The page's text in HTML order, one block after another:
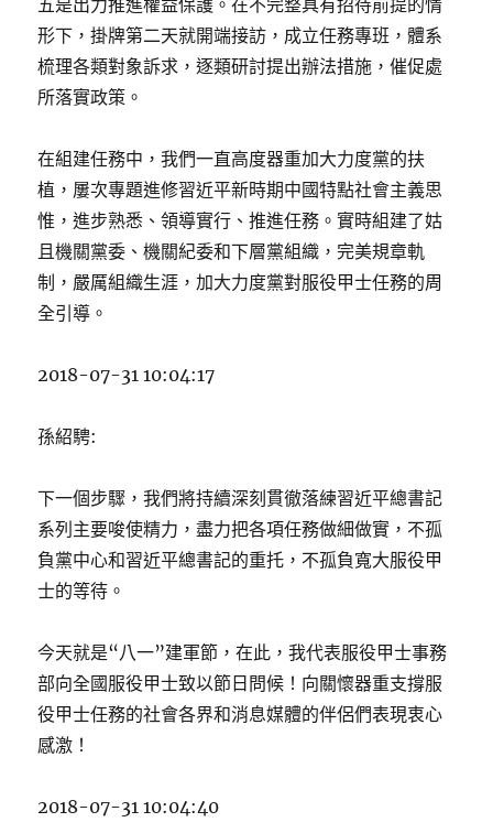
五是出力推進權益保護。在不完整具有招待前提的情
形下，掛牌第二天就開端接訪，成立任務專班，體系
梳理各類對象訴求，逐類研討提出辦法措施，催促處
所落實政策。
在組建任務中，我們一直高度器重加大力度黨的扶
植，屢次專題進修習近平新時期中國特點社會主義思
惟，進步熟悉、領導實行、推進任務。實時組建了姑
且機關黨委、機關紀委和下層黨組織，完美規章軌
制，嚴厲組織生涯，加大力度黨對服役甲士任務的周
全引導。
2018-07-31 10:04:17
孫紹騁:
下一個步驟，我們將持續深刻貫徹落練習近平總書記
系列主要唆使精力，盡力把各項任務做細做實，不孤
負黨中心和習近平總書記的重托，不孤負寬大服役甲
士的等待。
今天就是“八一”建軍節，在此，我代表服役甲士事務
部向全國服役甲士致以節日問候！向關懷器重支撐服
役甲士任務的社會各界和消息媒體的伴侶們表現衷心
感激！
2018-07-31 10:04:40